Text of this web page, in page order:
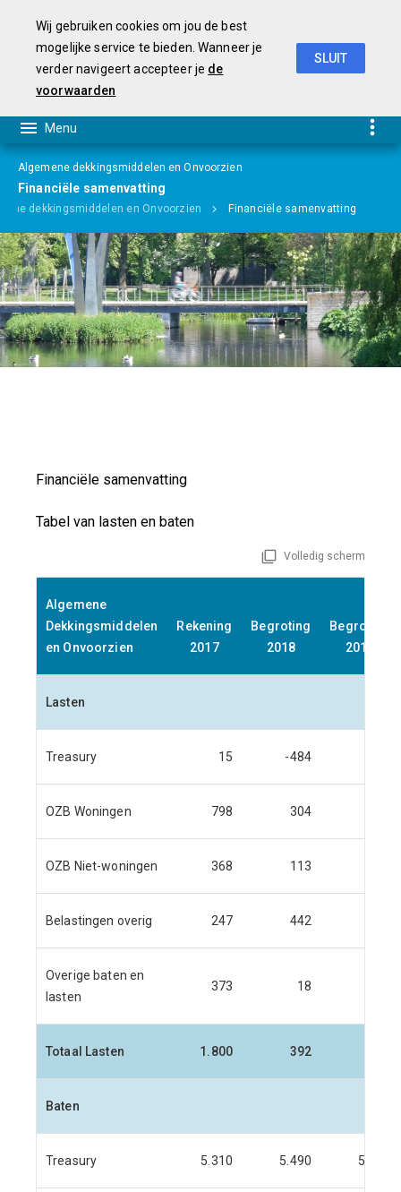
Algemene dekkingsmiddelen en Onvoorzien
Financiële samenvatting
dekkingsmiddelen en Onvoorzien Financiële samenvatting
Financiële samenvatting
Tabel van lasten en baten
Volledig scherm
Algemene
Dekkingsmiddelen
en Onvoorzien
Rekening
2017
Begroting
2018
Begroting
2019
Lasten
Treasury 15 -484
OZB Woningen 798 304
OZB Niet-woningen 368 113
Belastingen overig 247 442
Overige baten en
lasten
373 18
Totaal Lasten 1.800 392
Baten
Treasury 5.310 5.490 5.006
Wij gebruiken cookies om jou de best
mogelijke service te bieden. Wanneer je
verder navigeert accepteer je de
voorwaarden
SLUIT